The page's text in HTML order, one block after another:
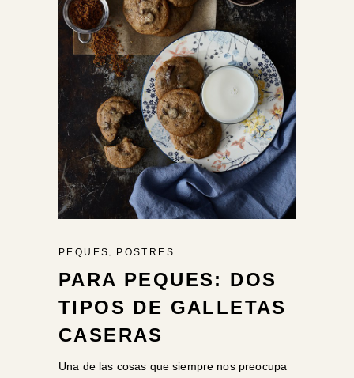
PEQUES, POSTRES
PARA PEQUES: DOS
TIPOS DE GALLETAS
CASERAS
Una de las cosas que siempre nos preocupa